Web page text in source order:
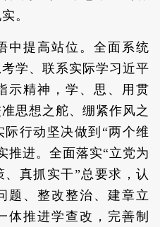
。
中提高站位。全面系统
学、联系实际学习近平
示精神，学、思、用贯
思想之舵、绷紧作风之
行动坚决做到“两个维
推进。全面落实“立党为
真抓实干”总要求，认
题、整改整治、建章立
体推进学查改，完善制